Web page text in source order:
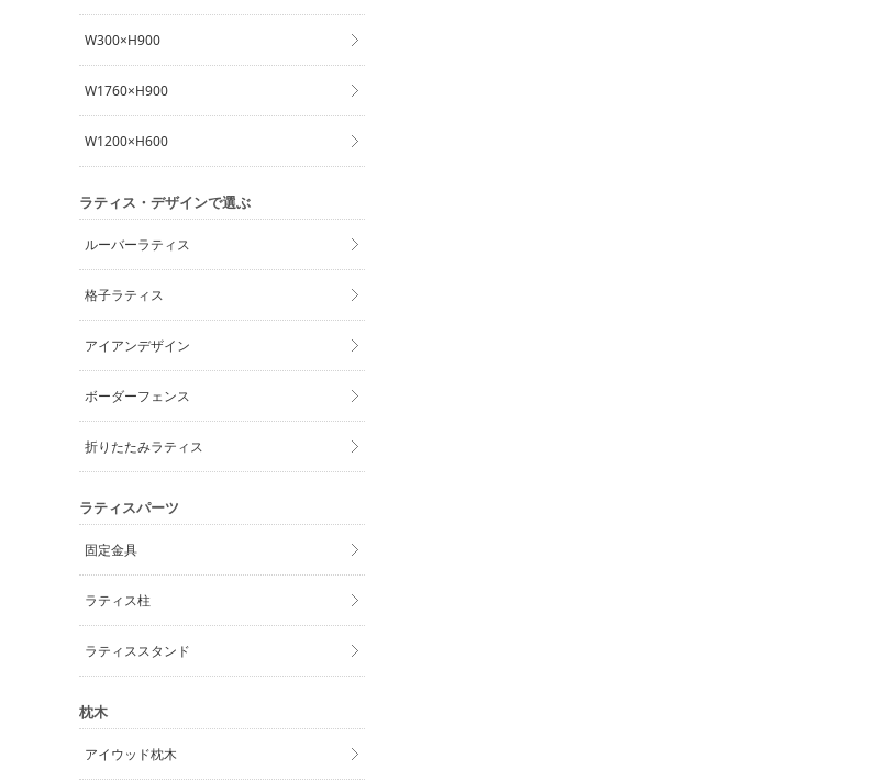
W300×H900
W1760×H900
W1200×H600
ラティス・デザインで選ぶ
ルーバーラティス
格子ラティス
アイアンデザイン
ボーダーフェンス
折りたたみラティス
ラティスパーツ
固定金具
ラティス柱
ラティススタンド
枕木
アイウッド枕木